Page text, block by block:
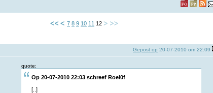
7 8 9 10 11 12
Gepost op 20-07-2010 om 22:09
quote:
Op 20-07-2010 22:03 schreef Roel0f
[..]